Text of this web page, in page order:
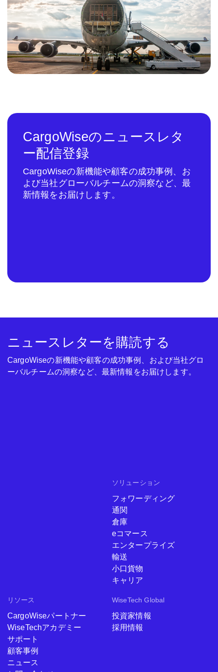
CargoWiseのニュースレタ
ー配信登録
CargoWiseの新機能や顧客の成功事例、お
よび当社グローバルチームの洞察など、最
新情報をお届けします。
ソリューション
フォワーディング
通関
倉庫
eコマース
エンタープライズ
輸送
小口貨物
キャリア
リソース
CargoWiseパートナー
WiseTechアカデミー
サポート
顧客事例
ニュース
WiseTech Global
投資家情報
採用情報
ニュースレターを購読する
CargoWiseの新機能や顧客の成功事例、および当社グロ
ーバルチームの洞察など、最新情報をお届けします。